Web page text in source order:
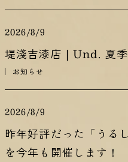
2026/8/9
堤淺吉漆店 | Und. 夏
お知らせ
2026/8/9
昨年好評だった「うる
を今年も開催します！